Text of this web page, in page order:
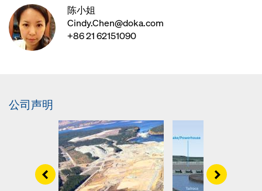
陈小姐
Cindy.Chen@doka.com
+86 21 62151090
公司声明
Left Right